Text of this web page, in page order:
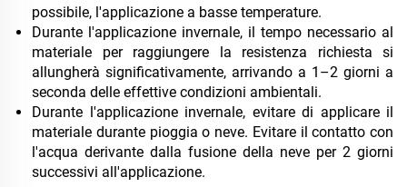
possibile, l'applicazione a basse temperature.
Durante l'applicazione invernale, il tempo necessario al
materiale per raggiungere la resistenza richiesta si
allungherà significativamente, arrivando a 1–2 giorni a
seconda delle effettive condizioni ambientali.
Durante l'applicazione invernale, evitare di applicare il
materiale durante pioggia o neve. Evitare il contatto con
l'acqua derivante dalla fusione della neve per 2 giorni
successivi all'applicazione.